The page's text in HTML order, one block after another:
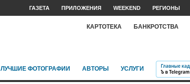
ГАЗЕТА ПРИЛОЖЕНИЯ WEEKEND РЕГИОНЫ
КАРТОТЕКА БАНКРОТСТВА
ЛУЧШИЕ ФОТОГРАФИИ АВТОРЫ УСЛУГИ